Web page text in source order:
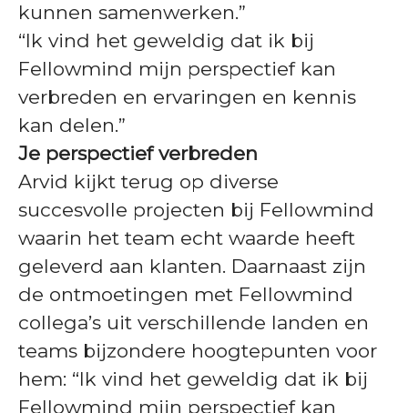
kunnen samenwerken.”
“Ik vind het geweldig dat ik bij
Fellowmind mijn perspectief kan
verbreden en ervaringen en kennis
kan delen.”
Je perspectief verbreden
Arvid kijkt terug op diverse
succesvolle projecten bij Fellowmind
waarin het team echt waarde heeft
geleverd aan klanten. Daarnaast zijn
de ontmoetingen met Fellowmind
collega’s uit verschillende landen en
teams bijzondere hoogtepunten voor
hem: “Ik vind het geweldig dat ik bij
Fellowmind mijn perspectief kan